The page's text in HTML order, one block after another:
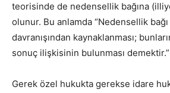
teorisinde de nedensellik bağına
olunur. Bu anlamda “Nedensellik
davranışından kaynaklanması;
sonuç ilişkisinin bulunması demektir.”
Gerek özel hukukta gerekse idare